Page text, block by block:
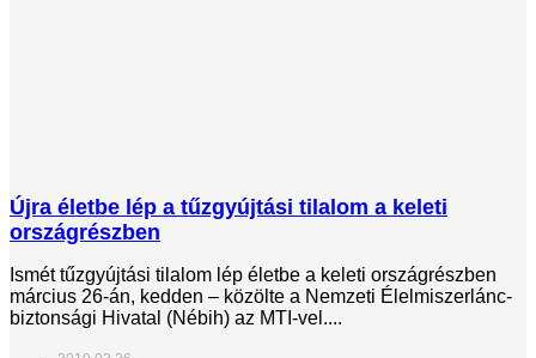
Újra életbe lép a tűzgyújtási tilalom a keleti
országrészben
Ismét tűzgyújtási tilalom lép életbe a keleti országrészben
március 26-án, kedden – közölte a Nemzeti Élelmiszerlánc-
biztonsági Hivatal (Nébih) az MTI-vel....